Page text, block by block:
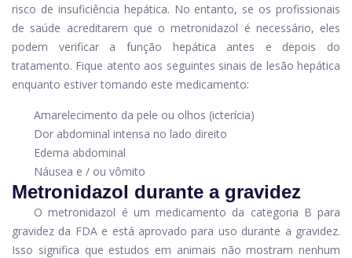
risco de insuficiência hepática. No entanto, se os profissionais
de saúde acreditarem que o metronidazol é necessário, eles
podem verificar a função hepática antes e depois do
tratamento. Fique atento aos seguintes sinais de lesão hepática
enquanto estiver tomando este medicamento:
Amarelecimento da pele ou olhos (icterícia)
Dor abdominal intensa no lado direito
Edema abdominal
Náusea e / ou vômito
Metronidazol durante a gravidez
O metronidazol é um medicamento da categoria B para
gravidez da FDA e está aprovado para uso durante a gravidez.
Isso significa que estudos em animais não mostram nenhum